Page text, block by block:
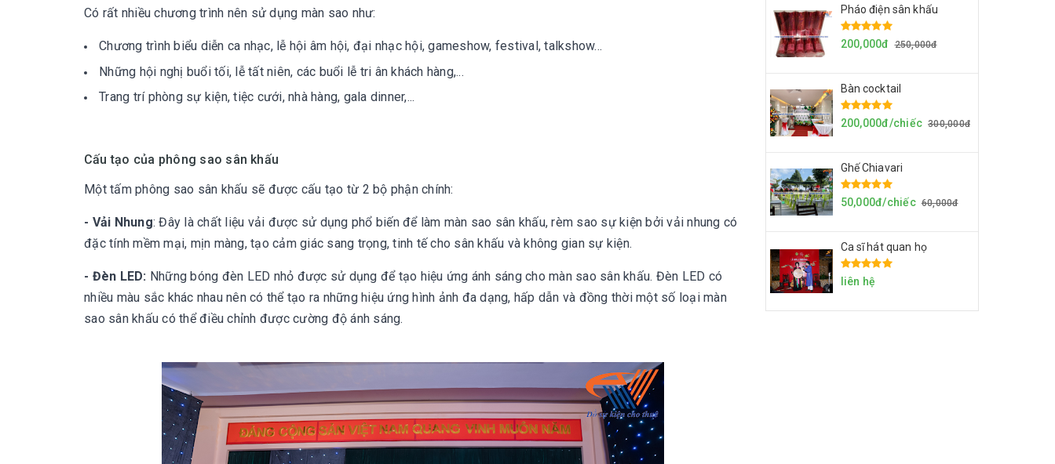
Có rất nhiều chương trình nên sử dụng màn sao như:
Chương trình biểu diễn ca nhạc, lễ hội âm hội, đại nhạc hội, gameshow, festival, talkshow...
Những hội nghị buổi tối, lễ tất niên, các buổi lễ tri ân khách hàng,...
Trang trí phòng sự kiện, tiệc cưới, nhà hàng, gala dinner,...
Cấu tạo của phông sao sân khấu
Một tấm phông sao sân khấu sẽ được cấu tạo từ 2 bộ phận chính:
- Vải Nhung: Đây là chất liệu vải được sử dụng phổ biến để làm màn sao sân khấu, rèm sao sự kiện bởi vải nhung có
đặc tính mềm mại, mịn màng, tạo cảm giác sang trọng, tinh tế cho sân khấu và không gian sự kiện.
- Đèn LED: Những bóng đèn LED nhỏ được sử dụng để tạo hiệu ứng ánh sáng cho màn sao sân khấu. Đèn LED có
nhiều màu sắc khác nhau nên có thể tạo ra những hiệu ứng hình ảnh đa dạng, hấp dẫn và đồng thời một số loại màn
sao sân khấu có thể điều chỉnh được cường độ ánh sáng.
Pháo điện sân khấu
200,000đ 250,000đ
Bàn cocktail
200,000đ/chiếc 300,000đ
Ghế Chiavari
50,000đ/chiếc 60,000đ
Ca sĩ hát quan họ
liên hệ